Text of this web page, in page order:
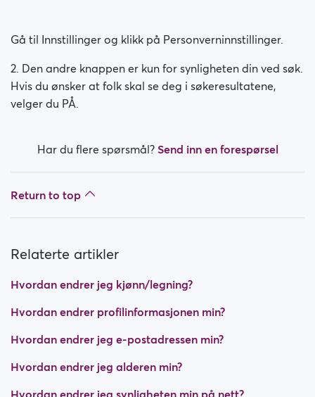
Hvordan endrer jeg synligheten min på nett?
Gå til Innstillinger og klikk på Personverninnstillinger.
2. Den andre knappen er kun for synligheten din ved søk.
Hvis du ønsker at folk skal se deg i søkeresultatene,
velger du PÅ.
Har du flere spørsmål? Send inn en forespørsel
Return to top
Relaterte artikler
Hvordan endrer jeg kjønn/legning?
Hvordan endrer profilinformasjonen min?
Hvordan endrer jeg e-postadressen min?
Hvordan endrer jeg alderen min?
Hvordan endrer jeg synligheten min på nett?